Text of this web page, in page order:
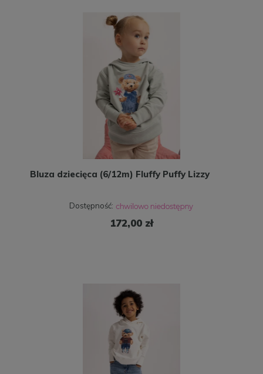
Bluza dziecięca (6/12m) Fluffy Puffy Lizzy
Dostępność:
172,00 zł